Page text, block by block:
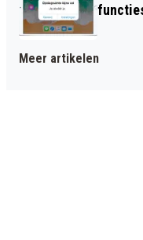
Meer artikelen